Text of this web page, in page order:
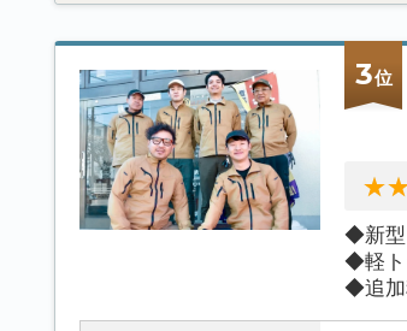
3位
◆新型
◆軽ト
◆追加